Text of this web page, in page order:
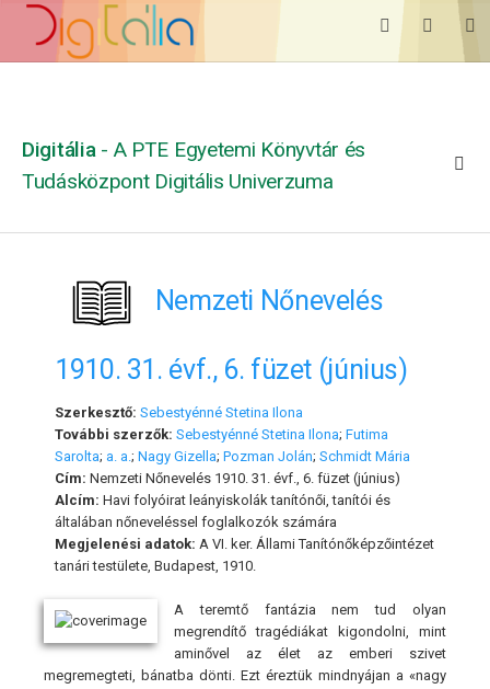
Digitália - A PTE Egyetemi Könyvtár és
Tudásközpont Digitális Univerzuma
Nemzeti Nőnevelés
1910. 31. évf., 6. füzet (június)
Szerkesztő: Sebestyénné Stetina Ilona
További szerzők: Sebestyénné Stetina Ilona; Futima
Sarolta; a. a. ; Nagy Gizella; Pozman Jolán; Schmidt Mária
Cím: Nemzeti Nőnevelés 1910. 31. évf., 6. füzet (június)
Alcím: Havi folyóirat leányiskolák tanítónői, tanítói és
általában nőneveléssel foglalkozók számára
Megjelenési adatok: A VI. ker. Állami Tanítónőképzőintézet
tanári testülete, Budapest, 1910.
A teremtő fantázia nem tud olyan
megrendítő tragédiákat kigondolni, mint
aminővel az élet az emberi szivet
megremegteti, bánatba dönti. Ezt éreztük mindnyájan a «nagy